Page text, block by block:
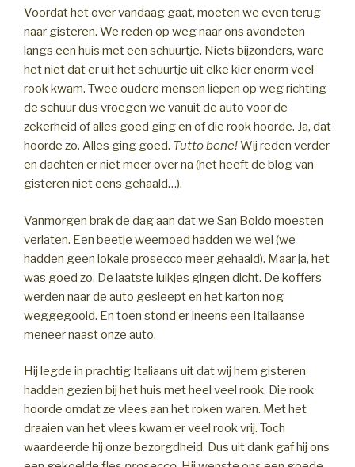
Voordat het over vandaag gaat, moeten we even terug
naar gisteren. We reden op weg naar ons avondeten
langs een huis met een schuurtje. Niets bijzonders, ware
het niet dat er uit het schuurtje uit elke kier enorm veel
rook kwam. Twee oudere mensen liepen op weg richting
de schuur dus vroegen we vanuit de auto voor de
zekerheid of alles goed ging en of die rook hoorde. Ja, dat
hoorde zo. Alles ging goed. Tutto bene!Wij reden verder
en dachten er niet meer over na (het heeft de blog van
gisteren niet eens gehaald…).
Vanmorgen brak de dag aan dat we San Boldo moesten
verlaten. Een beetje weemoed hadden we wel (we
hadden geen lokale prosecco meer gehaald). Maar ja, het
was goed zo. De laatste luikjes gingen dicht. De koffers
werden naar de auto gesleept en het karton nog
weggegooid. En toen stond er ineens een Italiaanse
meneer naast onze auto.
Hij legde in prachtig Italiaans uit dat wij hem gisteren
hadden gezien bij het huis met heel veel rook. Die rook
hoorde omdat ze vlees aan het roken waren. Met het
draaien van het vlees kwam er veel rook vrij. Toch
waardeerde hij onze bezorgdheid. Dus uit dank gaf hij ons